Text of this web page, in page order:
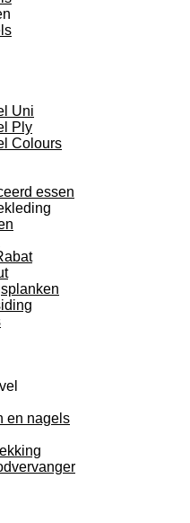
Uni
Ply
Colours
essen
en nagels